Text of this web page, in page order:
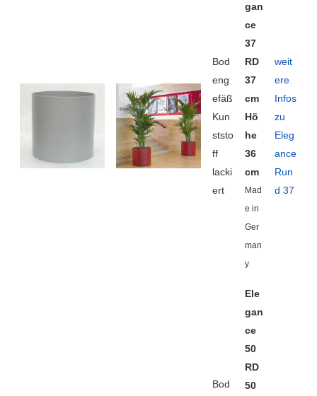
Bod
eng
efäß
Kun
ststo
ff
lacki
ert
gan
ce
37
RD
37
cm
Hö
he
36
cm
Mad
e in
Ger
man
y
weit
ere
Infos
zu
Eleg
ance
Run
d 37
Bod
Ele
gan
ce
50
RD
50